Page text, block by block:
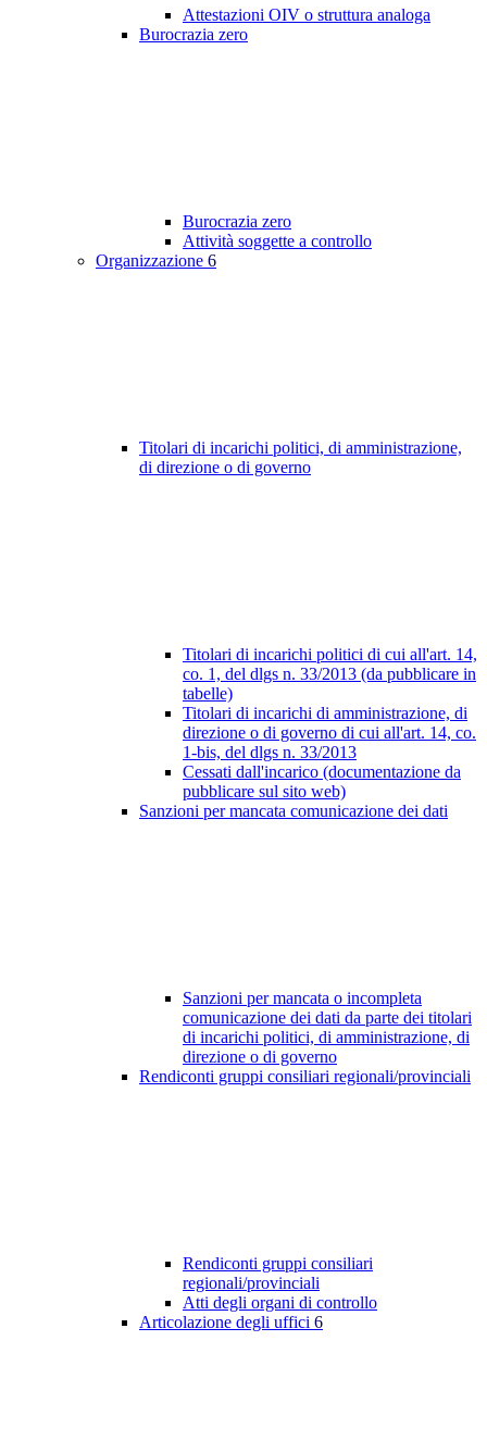
Attestazioni OIV o struttura analoga
Burocrazia zero
Burocrazia zero
Attività soggette a controllo
Organizzazione 6
Titolari di incarichi politici, di amministrazione,
di direzione o di governo
Titolari di incarichi politici di cui all'art. 14,
co. 1, del dlgs n. 33/2013 (da pubblicare in
tabelle)
Titolari di incarichi di amministrazione, di
direzione o di governo di cui all'art. 14, co.
1-bis, del dlgs n. 33/2013
Cessati dall'incarico (documentazione da
pubblicare sul sito web)
Sanzioni per mancata comunicazione dei dati
Sanzioni per mancata o incompleta
comunicazione dei dati da parte dei titolari
di incarichi politici, di amministrazione, di
direzione o di governo
Rendiconti gruppi consiliari regionali/provinciali
Rendiconti gruppi consiliari
regionali/provinciali
Atti degli organi di controllo
Articolazione degli uffici 6